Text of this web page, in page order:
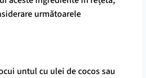
următoarele
untul cu ulei de cocos sau